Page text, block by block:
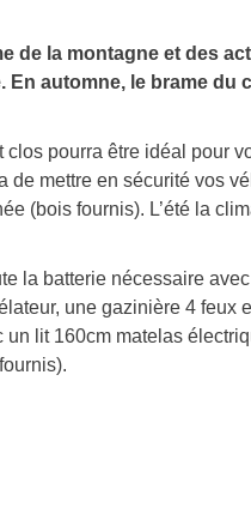
de la montagne et des
automne, le brame du
clos pourra être idéal pour
de mettre en sécurité vos
(bois fournis). L’été la
la batterie nécessaire
une gazinière 4 feux
lit 160cm matelas